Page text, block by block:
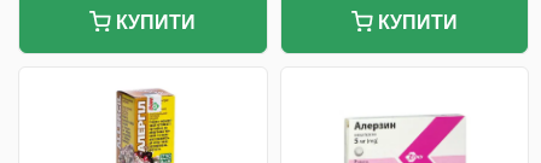
КУПИТИ КУПИТИ